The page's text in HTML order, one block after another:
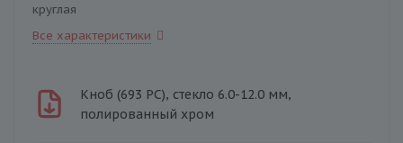
круглая
Все характеристики
Кноб (693 PC), стекло 6.0-12.0 мм,
полированный хром